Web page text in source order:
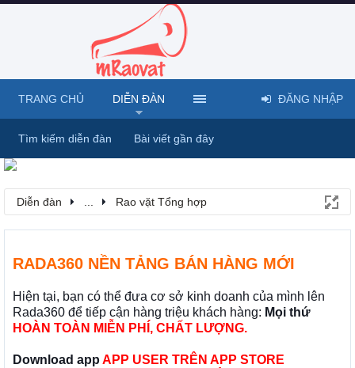
Diễn đàn Rao vặt Tổng hợp
RADA360 NỀN TẢNG BÁN HÀNG MỚI
Hiện tại, bạn có thể đưa cơ sở kinh doanh của mình lên
Rada360 để tiếp cận hàng triệu khách hàng: Mọi thứ
HOÀN TOÀN MIỄN PHÍ, CHẤT LƯỢNG.
Download app APP USER TRÊN APP STORE
TRANG CHỦ DIỄN ĐÀN
Tìm kiếm diễn đàn Bài viết gần đây
ĐĂNG NHẬP